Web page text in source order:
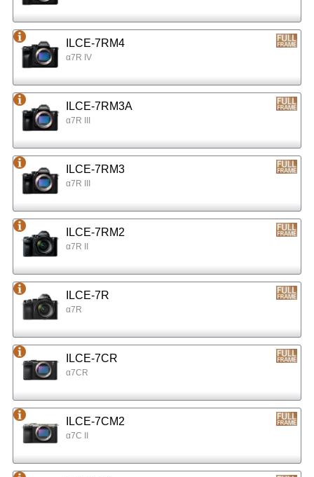
ILCE-7RM4
α7R IV
ILCE-7RM3A
α7R III
ILCE-7RM3
α7R III
ILCE-7RM2
α7R II
ILCE-7R
α7R
ILCE-7CR
α7CR
ILCE-7CM2
α7C II